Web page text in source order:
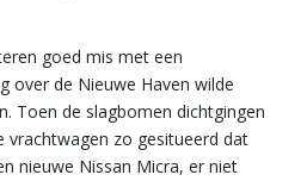
goed mis met een
over de Nieuwe Haven wilde
Toen de slagbomen dichtgingen
vrachtwagen zo gesitueerd dat
nieuwe Nissan Micra, er niet